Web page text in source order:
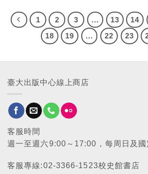
1 2 3 ... 13 14
18
19 ... 22 23
臺大出版中心線上商店
客服時間
週一至週六9:00～17:00，每周日及國
客服專線:02-3366-1523校史館書店